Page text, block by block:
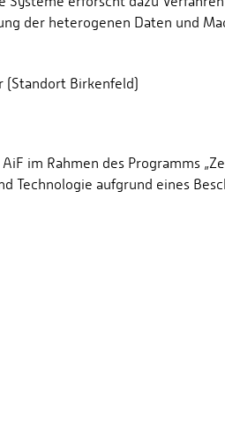
der heterogenen Daten und
(Standort Birkenfeld)
im Rahmen des Programms
aufgrund eines